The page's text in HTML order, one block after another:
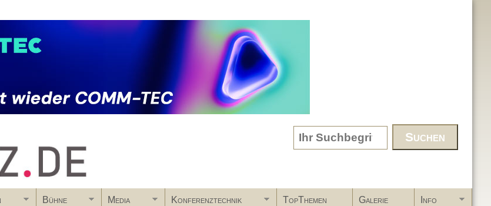
Search form
Bühne Media Konferenztechnik TopThemen Galerie Info